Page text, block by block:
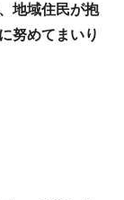
地域住民が抱
努めてまいり